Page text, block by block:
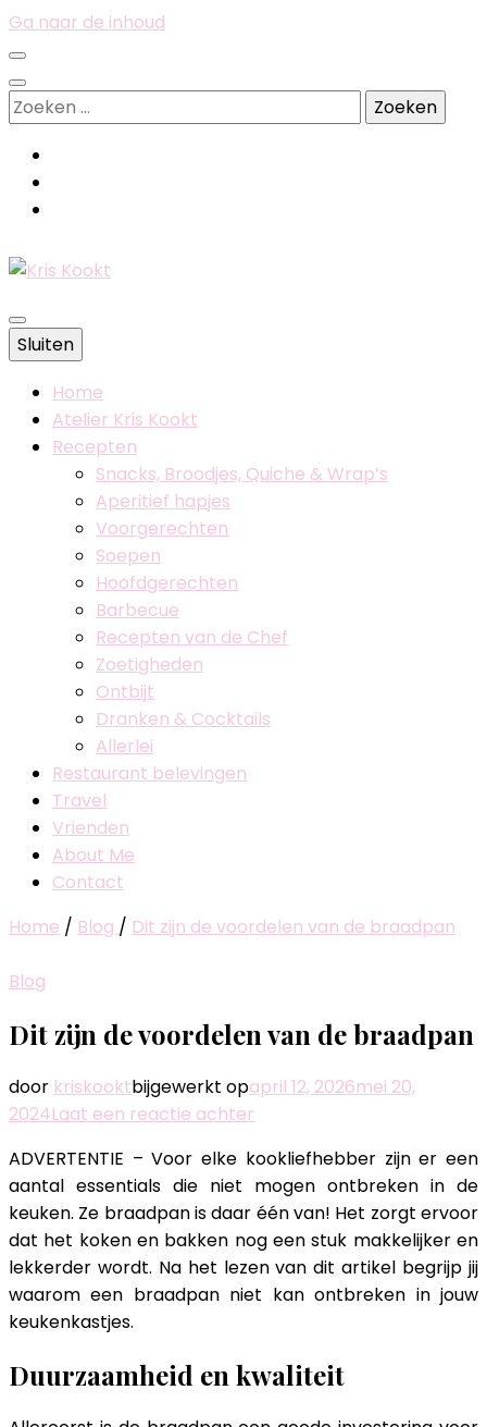
Ga naar de inhoud
Zoeken
naar:
Kris Kookt
Belgische foodblog
Sluiten
Home
Atelier Kris Kookt
Recepten
Snacks, Broodjes, Quiche & Wrap’s
Aperitief hapjes
Voorgerechten
Soepen
Hoofdgerechten
Barbecue
Recepten van de Chef
Zoetigheden
Ontbijt
Dranken & Cocktails
Allerlei
Restaurant belevingen
Travel
Vrienden
About Me
Contact
Home / Blog / Dit zijn de voordelen van de braadpan
Blog
Dit zijn de voordelen van de braadpan
door kriskooktbijgewerkt opapril 12, 2026mei 20,
2024Laat een reactie achter
zijn
de
voordelen
van
de
braadpan
ADVERTENTIE – Voor elke kookliefhebber zijn er een
aantal essentials die niet mogen ontbreken in de
keuken. Ze braadpan is daar één van! Het zorgt ervoor
dat het koken en bakken nog een stuk makkelijker en
lekkerder wordt. Na het lezen van dit artikel begrijp jij
waarom een braadpan niet kan ontbreken in jouw
keukenkastjes.
Duurzaamheid en kwaliteit